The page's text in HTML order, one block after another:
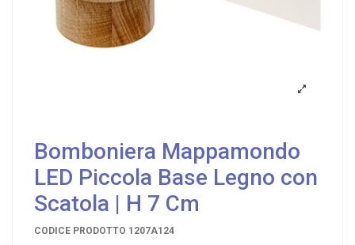
Bomboniera Mappamondo
LED Piccola Base Legno con
Scatola | H 7 Cm
CODICE PRODOTTO 1207A124